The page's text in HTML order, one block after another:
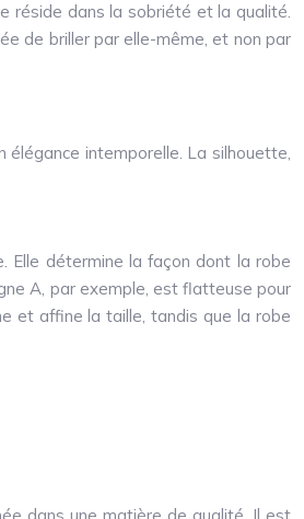
réside dans la sobriété et la qualité.
de briller par elle-même, et non par
élégance intemporelle. La silhouette,
Elle détermine la façon dont la robe
A, par exemple, est flatteuse pour
et affine la taille, tandis que la robe